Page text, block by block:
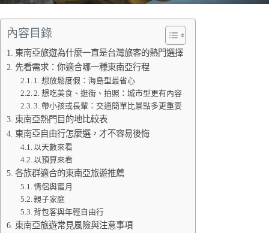
內容目錄
東南亞旅遊為什麼一直是台灣旅客的熱門選擇
先看需求：你適合哪一種東南亞行程
1. 想放鬆度假：海島型最省心
2. 想吃美食、逛街、拍照：城市型更有內容
3. 帶小孩或長輩：交通簡單比景點多更重要
東南亞熱門目的地比較表
東南亞自由行怎麼選，才不容易後悔
以天數來看
以預算來看
各族群適合的東南亞旅遊推薦
情侶與蜜月
親子家庭
背包客與年輕自由行
東南亞旅遊常見風險與注意事項